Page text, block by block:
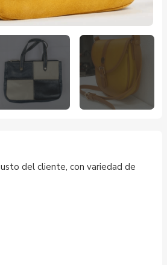
del cliente, con variedad de